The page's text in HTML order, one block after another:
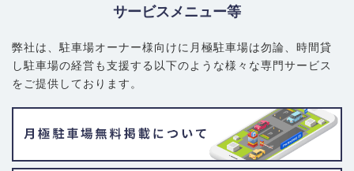
サービスメニュー等
弊社は、駐車場オーナー様向けに月極駐車場は勿論、 時間貸
し駐車場の経営も支援する以下のような様々な専門サービス
をご提供しております。